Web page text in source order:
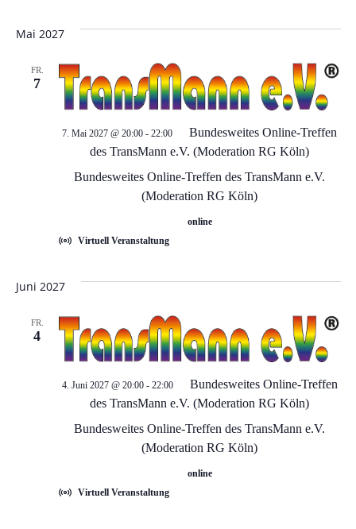
n
S
u
c
h
n
d
A
n
s
t
e
n
i
g
a
t
Mai 2027
FR.
7
Bundesweites Online-Treffen des TransMann e.V.
(Moderation RG Köln)
7. Mai 2027 @ 20:00 - 22:00
Bundesweites Online-Treffen
des TransMann e.V. (Moderation RG Köln)
online
Virtuell Veranstaltung
Juni 2027
FR.
4
Bundesweites Online-Treffen des TransMann e.V.
(Moderation RG Köln)
4. Juni 2027 @ 20:00- 22:00
Bundesweites Online-Treffen
des TransMann e.V. (Moderation RG Köln)
online
Virtuell Veranstaltung